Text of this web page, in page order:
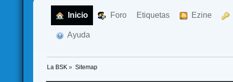
Inicio Foro Etiquetas Ezine
Ayuda
La BSK » Sitemap